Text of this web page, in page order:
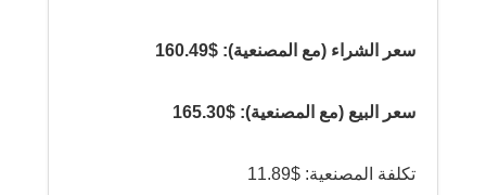
سعر الشراء (مع المصنعية): $160.49
سعر البيع (مع المصنعية): $165.30
تكلفة المصنعية: $11.89